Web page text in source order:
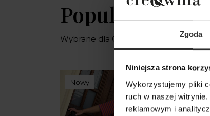
Zgoda
Niniejsza strona
Wykorzystujemy pliki
ruch w naszej
reklamowym i
Popularne
Wybrane dla Ciebie z sercem i
Nowy